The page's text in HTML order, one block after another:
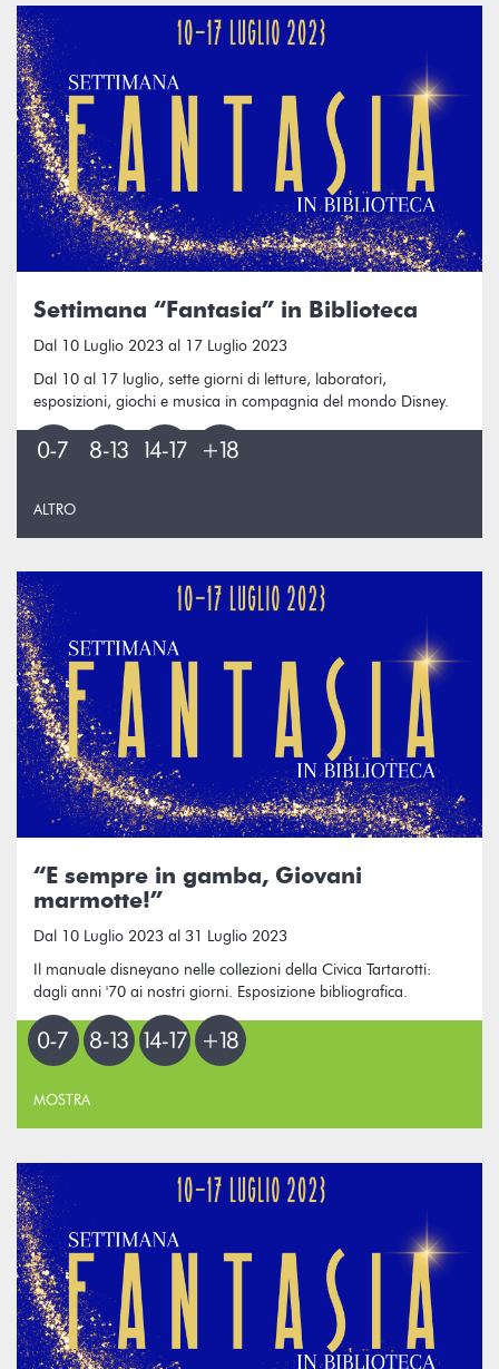
Settimana “Fantasia” in Biblioteca
Dal 10 Luglio 2023 al 17 Luglio 2023
Dal 10 al 17 luglio, sette giorni di letture, laboratori,
esposizioni, giochi e musica in compagnia del mondo Disney.
ALTRO
“E sempre in gamba, Giovani
marmotte!”
Dal 10 Luglio 2023 al 31 Luglio 2023
Il manuale disneyano nelle collezioni della Civica Tartarotti:
dagli anni '70 ai nostri giorni. Esposizione bibliografica.
MOSTRA